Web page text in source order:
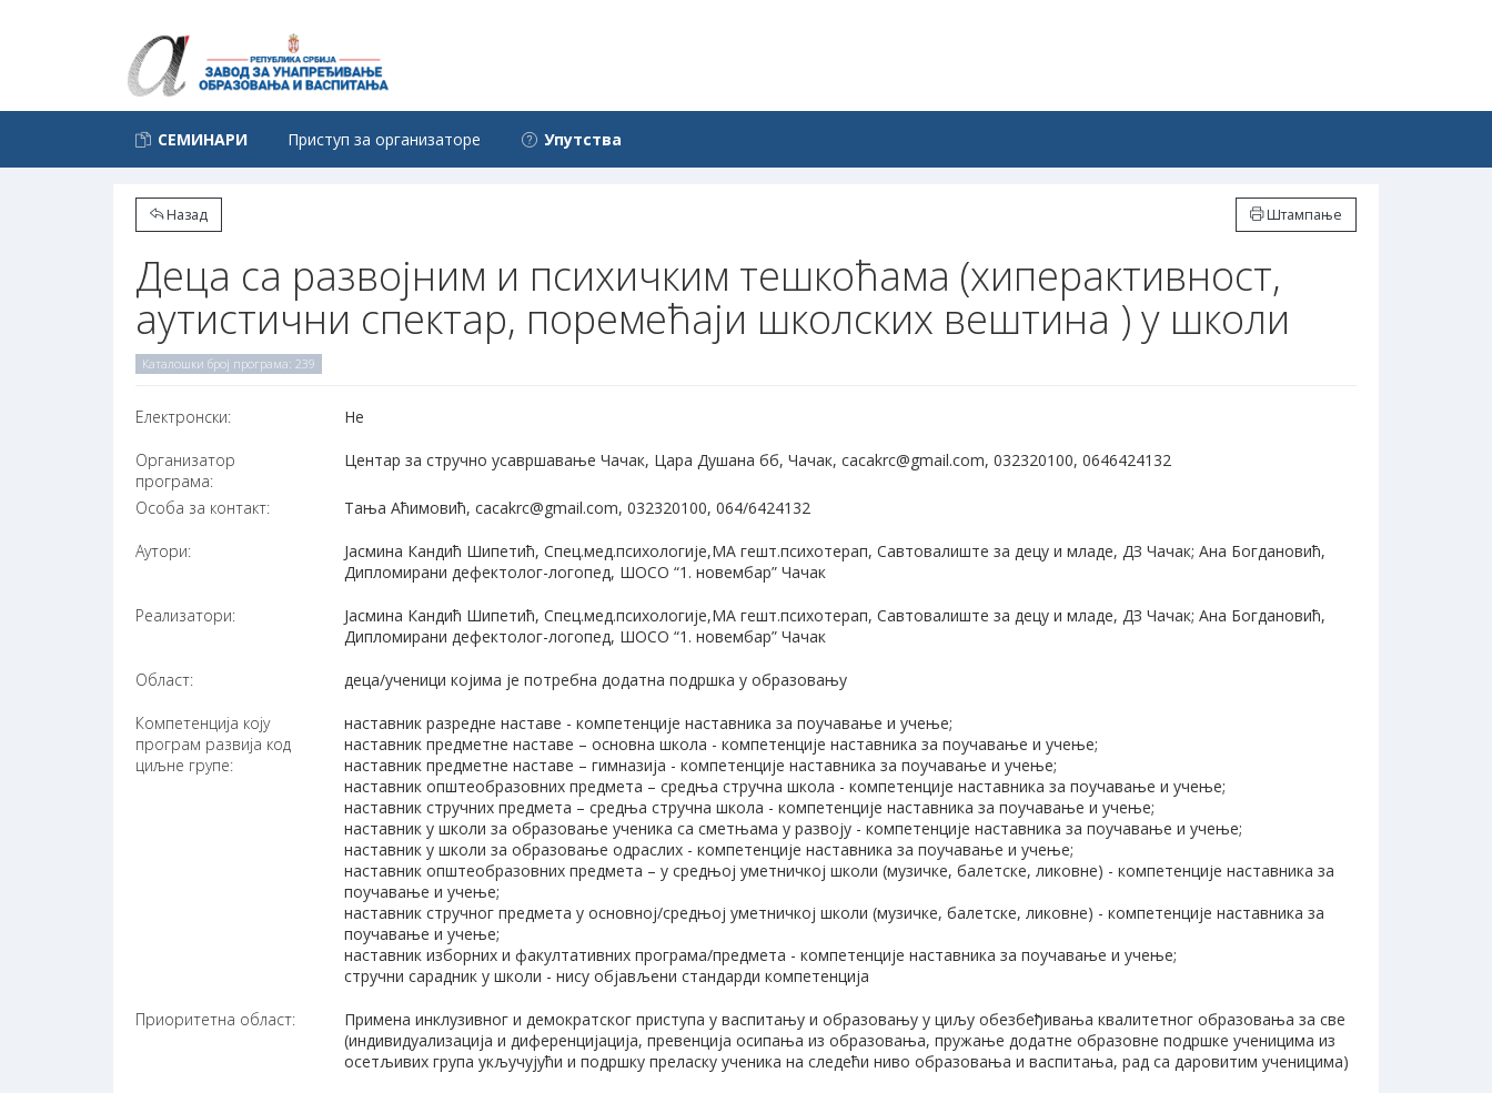
СЕМИНАРИ Приступ за организаторе Упутства
Назад Штампање
Деца са развојним и психичким тешкоћама (хиперактивност,
аутистични спектар, поремећаји школских вештина ) у школи
Каталошки број програма: 239
Електронски: Не
Организатор
програма:
Центар за стручно усавршавање Чачак, Цара Душана бб, Чачак, cacakrc@gmail.com, 032320100, 0646424132
Особа за контакт: Тања Аћимовић, cacakrc@gmail.com, 032320100, 064/6424132
Аутори:
Jaсмина Кандић Шипетић, Спец.мед.психологије,МА гешт.психотерап, Савтовалиште за децу и младе, ДЗ Чачак; Ана Богдановић,
Дипломирани дефектолог-логопед, ШОСО “1. новембар” Чачак
Реализатори:
Jaсмина Кандић Шипетић, Спец.мед.психологије,МА гешт.психотерап, Савтовалиште за децу и младе, ДЗ Чачак; Ана Богдановић,
Дипломирани дефектолог-логопед, ШОСО “1. новембар” Чачак
Област: деца/ученици којима је потребна додатна подршка у образовању
Компетенција коју
програм развија код
циљне групе:
наставник разредне наставе - компетенције наставника за поучавање и учење;
наставник предметне наставе – основна школа - компетенције наставника за поучавање и учење;
наставник предметне наставе – гимназија - компетенције наставника за поучавање и учење;
наставник општеобразовних предмета – средња стручна школа - компетенције наставника за поучавање и учење;
наставник стручних предмета – средња стручна школа - компетенције наставника за поучавање и учење;
наставник у школи за образовање ученика са сметњама у развоју - компетенције наставника за поучавање и учење;
наставник у школи за образовање одраслих - компетенције наставника за поучавање и учење;
наставник општеобразовних предмета – у средњој уметничкој школи (музичке, балетске, ликовне) - компетенције наставника за
поучавање и учење;
наставник стручног предмета у основној/средњој уметничкој школи (музичке, балетске, ликовне) - компетенције наставника за
поучавање и учење;
наставник изборних и факултативних програма/предмета - компетенције наставника за поучавање и учење;
стручни сарадник у школи - нису објављени стандарди компетенција
Приоритетна област:
Примена инклузивног и демократског приступа у васпитању и образовању у циљу обезбеђивања квалитетног образовања за све
(индивидуализација и диференцијација, превенција осипања из образовања, пружање додатне образовне подршке ученицима из
осетљивих група укључујући и подршку преласку ученика на следећи ниво образовања и васпитања, рад са даровитим ученицима)